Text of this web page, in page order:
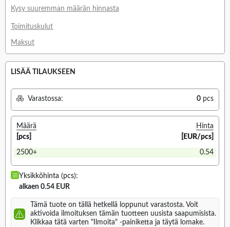
Kysy suuremman määrän hinnasta
Toimituskulut
Maksut
LISÄÄ TILAUKSEEN
Varastossa: 0 pcs
Määrä
[pcs]
Hinta
[EUR/pcs]
2500+ 0.54
Yksikköhinta (pcs):
alkaen 0.54 EUR
Tämä tuote on tällä hetkellä loppunut varastosta. Voit
aktivoida ilmoituksen tämän tuotteen uusista saapumisista.
Klikkaa tätä varten "Ilmoita" -painiketta ja täytä lomake.